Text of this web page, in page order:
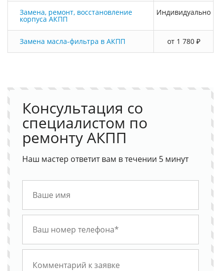
Замена, ремонт, восстановление
корпуса АКПП
Индивидуально
Замена масла-фильтра в АКПП от 1 780 ₽
Консультация со
специалистом по
ремонту АКПП
Наш мастер ответит вам в течении 5 минут